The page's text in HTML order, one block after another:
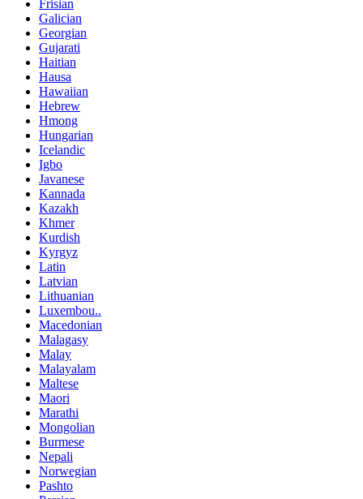
Frisian
Galician
Georgian
Gujarati
Haitian
Hausa
Hawaiian
Hebrew
Hmong
Hungarian
Icelandic
Igbo
Javanese
Kannada
Kazakh
Khmer
Kurdish
Kyrgyz
Latin
Latvian
Lithuanian
Luxembou..
Macedonian
Malagasy
Malay
Malayalam
Maltese
Maori
Marathi
Mongolian
Burmese
Nepali
Norwegian
Pashto